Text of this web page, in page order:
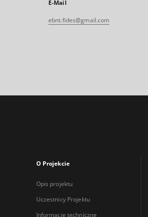
E-Mail
ebnt.fides@gmail.com
O Projekcie
Opis projektu
Uczestnicy Projektu
Informacje techniczne